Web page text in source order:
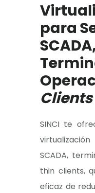
para
Clients
SINCI te
SCADA,
thin clients,
eficaz de